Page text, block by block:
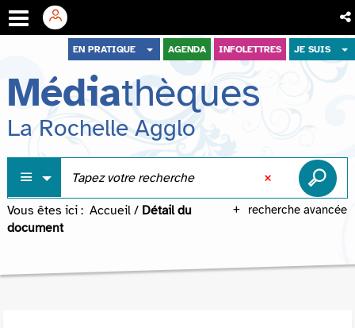
menu
contenu
recherche
EN PRATIQUE AGENDA INFOLETTRES JE SUIS
Médiathèques
La Rochelle Agglo
recherche avancée
Vous êtes ici : Accueil / Détail du
document